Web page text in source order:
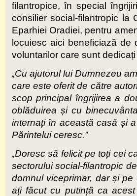
filantropice, în special
consilier social-filantropic la
Eparhiei Oradiei, pentru
locuiesc aici beneficiază
voluntarilor care sunt
„Cu ajutorul lui Dumnezeu
care este oferit de către
scop principal îngrijirea a
oblăduirea și cu
internați în această casă și
Părintelui ceresc.”
„Doresc să felicit pe toți cei
sectorului social-filantropic
domnul viceprimar, dar și
ați făcut cu putință ca